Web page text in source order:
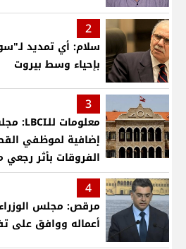
2
سلام: أي تمديد
بإحياء وسط بيروت
3
إضافية لموظفي
الفروقات بأثر رجعي
4
مرقص: مجلس
أعماله ووافق على